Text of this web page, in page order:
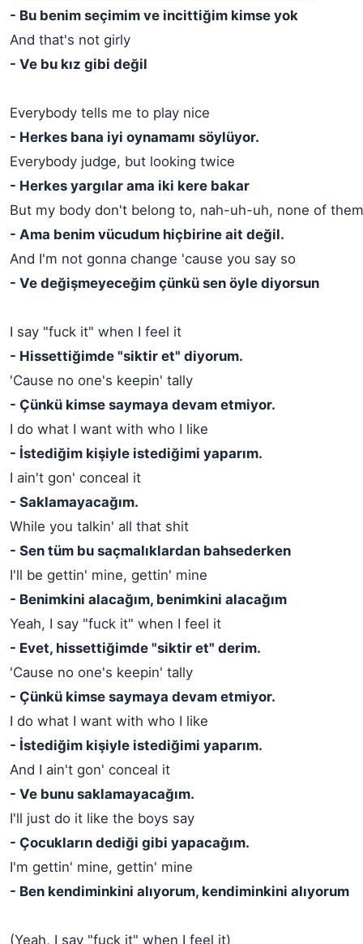
- Bu benim seçimim ve incittiğim kimse yok
And that's not girly
- Ve bu kız gibi değil
Everybody tells me to play nice
- Herkes bana iyi oynamamı söylüyor.
Everybody judge, but looking twice
- Herkes yargılar ama iki kere bakar
But my body don't belong to, nah-uh-uh, none of
- Ama benim vücudum hiçbirine ait değil.
And I'm not gonna change 'cause you say so
- Ve değişmeyeceğim çünkü sen öyle diyorsun
I say "fuck it" when I feel it
- Hissettiğimde "siktir et" diyorum.
'Cause no one's keepin' tally
- Çünkü kimse saymaya devam etmiyor.
I do what I want with who I like
- İstediğim kişiyle istediğimi yaparım.
I ain't gon' conceal it
- Saklamayacağım.
While you talkin' all that shit
- Sen tüm bu saçmalıklardan bahsederken
I'll be gettin' mine, gettin' mine
- Benimkini alacağım, benimkini alacağım
Yeah, I say "fuck it" when I feel it
- Evet, hissettiğimde "siktir et" derim.
'Cause no one's keepin' tally
- Çünkü kimse saymaya devam etmiyor.
I do what I want with who I like
- İstediğim kişiyle istediğimi yaparım.
And I ain't gon' conceal it
- Ve bunu saklamayacağım.
I'll just do it like the boys say
- Çocukların dediği gibi yapacağım.
I'm gettin' mine, gettin' mine
- Ben kendiminkini alıyorum, kendiminkini alıyorum
(Yeah, I say "fuck it" when I feel it)